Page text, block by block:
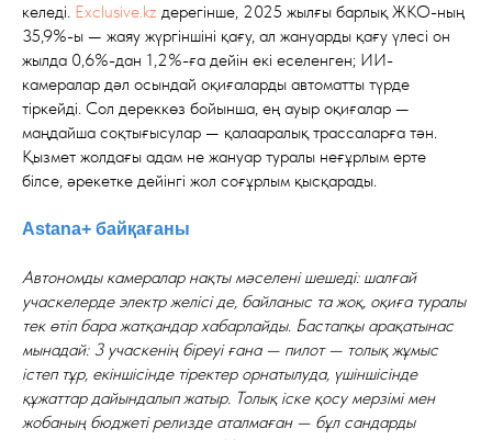
келеді. Exclusive.kz дерегінше, 2025 жылғы барлық ЖКО-ның
35,9%-ы — жаяу жүргіншіні қағу, ал жануарды қағу үлесі он
жылда 0,6%-дан 1,2%-ға дейін екі еселенген; ИИ-
камералар дәл осындай оқиғаларды автоматты түрде
тіркейді. Сол дереккөз бойынша, ең ауыр оқиғалар —
маңдайша соқтығысулар — қалааралық трассаларға тән.
Қызмет жолдағы адам не жануар туралы неғұрлым ерте
білсе, әрекетке дейінгі жол соғұрлым қысқарады.
Astana+ байқағаны
Автономды камералар нақты мәселені шешеді: шалғай
учаскелерде электр желісі де, байланыс та жоқ, оқиға туралы
тек өтіп бара жатқандар хабарлайды. Бастапқы арақатынас
мынадай: 3 учаскенің біреуі ғана — пилот — толық жұмыс
істеп тұр, екіншісінде тіректер орнатылуда, үшіншісінде
құжаттар дайындалып жатыр. Толық іске қосу мерзімі мен
жобаның бюджеті релизде аталмаған — бұл сандарды